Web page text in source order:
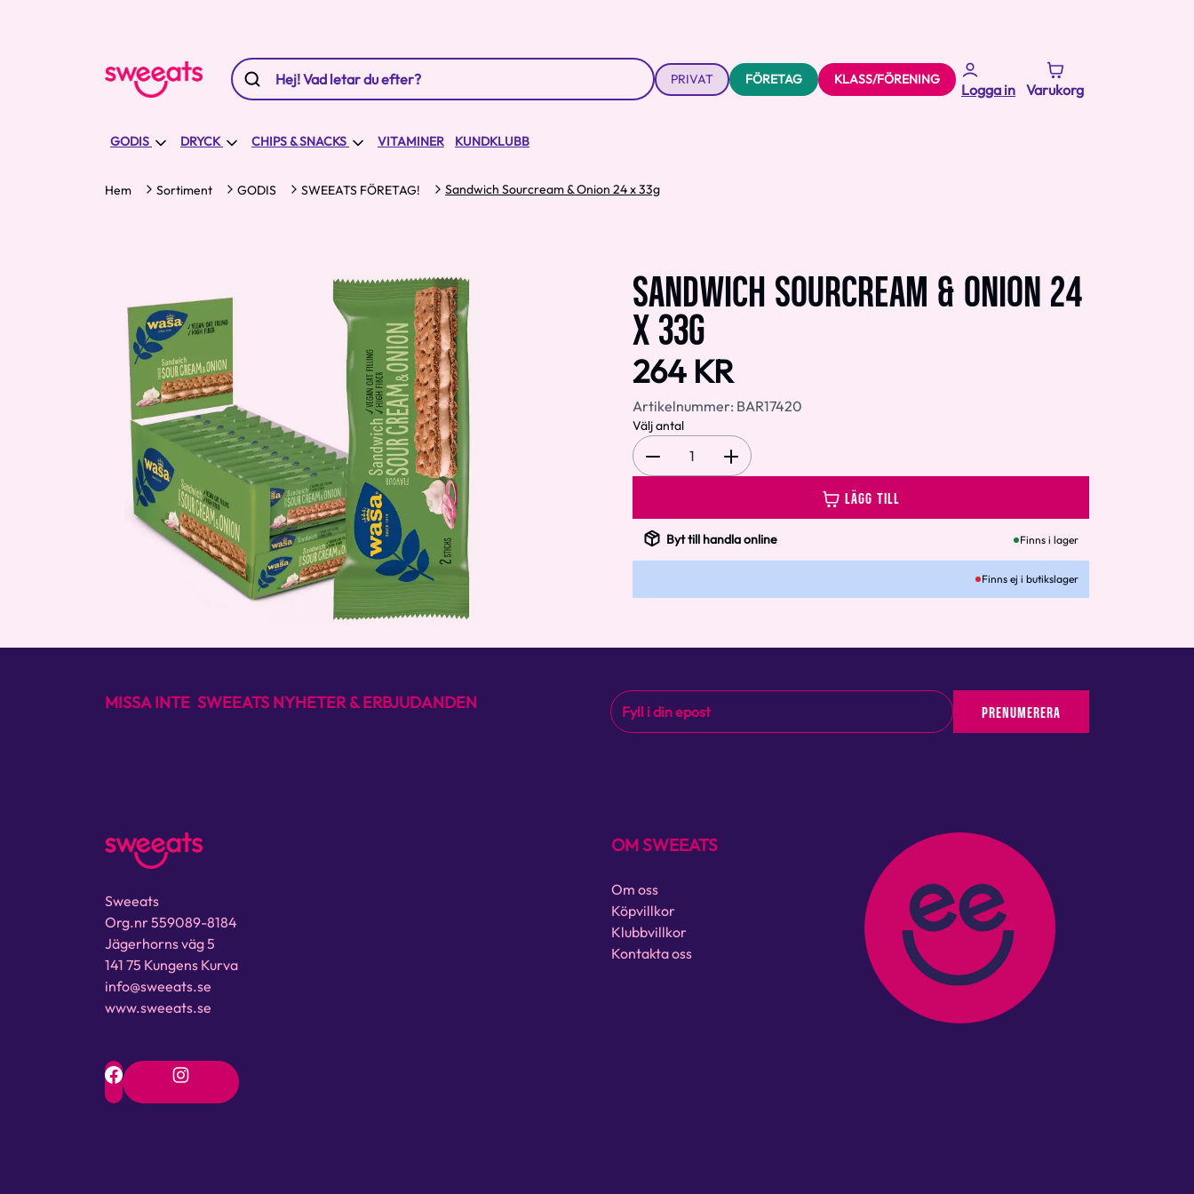
PRIVAT FÖRETAG KLASS/FÖRENING
Logga in Varukorg
GODIS DRYCK CHIPS & SNACKS VITAMINER KUNDKLUBB
Hem Sortiment GODIS SWEEATS FÖRETAG! Sandwich Sourcream & Onion 24 x 33g
SANDWICH SOURCREAM & ONION 24
X 33G
264 KR
Artikelnummer: BAR17420
Välj antal
1
LÄGG TILL
Byt till handla online Finns i lager
Finns ej i butikslager
MISSA INTE SWEEATS NYHETER & ERBJUDANDEN PRENUMERERA
Sweeats
Org.nr 559089-8184
Jägerhorns väg 5
141 75 Kungens Kurva
info@sweeats.se
www.sweeats.se
OM SWEEATS
Om oss
Köpvillkor
Klubbvillkor
Kontakta oss